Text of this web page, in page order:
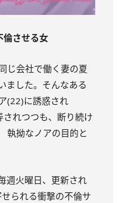
倫させる女
じ会社で働く妻の夏
ました。そんなある
(22)に誘惑され
れつつも、断り続け
拗なノアの目的と
週火曜日、更新され
せられる衝撃の不倫サ